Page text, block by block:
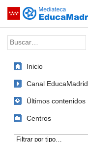
Saltar navegación
Palabra o frase:
Inicio
Canal EducaMadrid
Últimos contenidos
Centros